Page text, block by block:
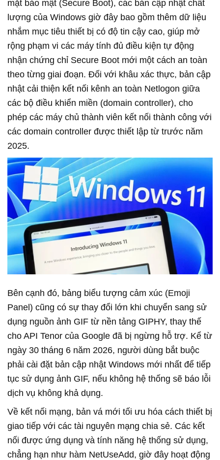
mặt bảo mật (Secure Boot), các bản cập nhật chất
lượng của Windows giờ đây bao gồm thêm dữ liệu
nhắm mục tiêu thiết bị có độ tin cậy cao, giúp mở
rộng phạm vi các máy tính đủ điều kiện tự động
nhận chứng chỉ Secure Boot mới một cách an toàn
theo từng giai đoạn. Đối với khâu xác thực, bản cập
nhật cải thiện kết nối kênh an toàn Netlogon giữa
các bộ điều khiển miền (domain controller), cho
phép các máy chủ thành viên kết nối thành công với
các domain controller được thiết lập từ trước năm
2025.
Bên cạnh đó, bảng biểu tượng cảm xúc (Emoji
Panel) cũng có sự thay đổi lớn khi chuyển sang sử
dụng nguồn ảnh GIF từ nền tảng GIPHY, thay thế
cho API Tenor của Google đã bị ngừng hỗ trợ. Kể từ
ngày 30 tháng 6 năm 2026, người dùng bắt buộc
phải cài đặt bản cập nhật Windows mới nhất để tiếp
tục sử dụng ảnh GIF, nếu không hệ thống sẽ báo lỗi
dịch vụ không khả dụng.
Về kết nối mạng, bản vá mới tối ưu hóa cách thiết bị
giao tiếp với các tài nguyên mạng chia sẻ. Các kết
nối được ứng dụng và tính năng hệ thống sử dụng,
chẳng hạn như hàm NetUseAdd, giờ đây hoạt động